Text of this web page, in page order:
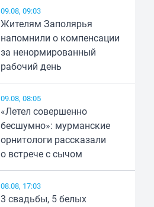
09.08, 09:03
Жителям Заполярья
напомнили о компенсации
за ненормированный
рабочий день
09.08, 08:05
«Летел совершенно
бесшумно»: мурманские
орнитологи рассказали
о встрече с сычом
08.08, 17:03
3 свадьбы, 5 белых